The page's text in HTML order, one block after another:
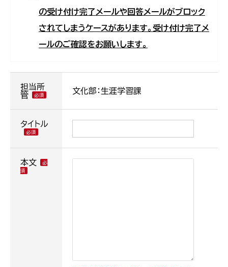
の受け付け完了メールや回答メールがブロック
されてしまうケースがあります。受け付け完了メ
ールのご確認をお願いします。
担当所
管
文化部：生涯学習課
タイトル
本文